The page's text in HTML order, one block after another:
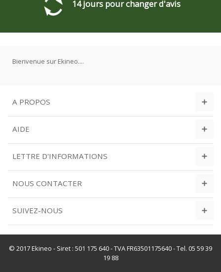
14 jours pour changer d'avis
Bienvenue sur Ekineo....
A PROPOS
AIDE
LETTRE D'INFORMATIONS
NOUS CONTACTER
SUIVEZ-NOUS
© 2017 Ekineo - Siret : 501 175 640 - TVA FR63501175640 - Tel. 05 59 39
19 88